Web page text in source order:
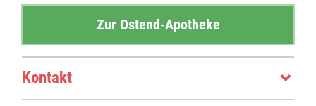
Zur Ostend-Apotheke
Kontakt
KOPFSCHMERZTABLETTEN
HOMÖOPATHIE
MITTEL GEGEN SODBRENNEN